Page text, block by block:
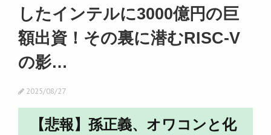
したインテルに3000億円の巨
額出資！その裏に潜むRISC-V
の影…
2025/08/27
【悲報】孫正義、オワコンと化